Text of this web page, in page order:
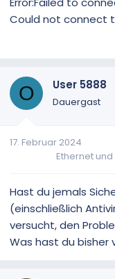
Could not connect
O User 5888
Dauergast
17. Februar 2024
Ethernet
Hast du jemals
(einschließlich
versucht, den
Was hast du bisher